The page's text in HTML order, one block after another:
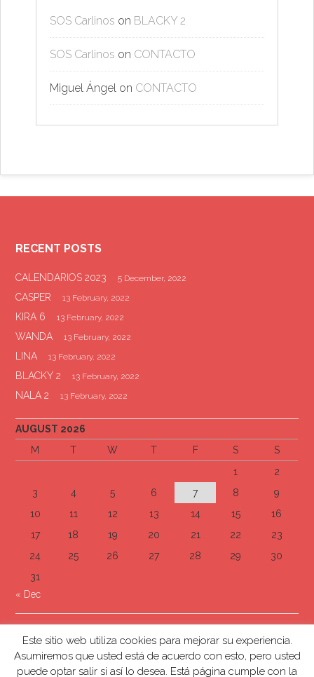
SOS Carlinos on BLACKY 2
SOS Carlinos on CONTACTO
Miguel Ángel on CONTACTO
RECENT POSTS
CALENDARIOS 2023 5 December, 2022
CASPER 13 February, 2022
KIRA 6 13 February, 2022
WANDA 13 February, 2022
LINA 13 February, 2022
BLACKY 2 13 February, 2022
NALA 2 13 February, 2022
AUGUST 2026
M
T W T F S
S
1
2
3
4 5 6 7 8
9
10
11 12 13 14 15
16
17
18 19 20 21 22
23
24
25 26 27 28 29
30
31
« Dec
Página por: @celorduy
Este sitio web utiliza cookies para mejorar su experiencia.
Asumiremos que usted está de acuerdo con esto, pero usted
puede optar salir si así lo desea. Está página cumple con la